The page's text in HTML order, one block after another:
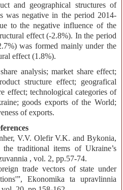
and geographical structures of
was negative in the period 2014-
to the negative influence of the
effect (-2.8%). In the period
was formed mainly under the
effect (1.8%).
analysis; market share effect;
structure effect; geografical
effect; technological categories of
goods exports of the World;
of exports.
V.V. Olefir V.K. and Bykonia,
traditional items of Ukraine’s
, vol. 2, pp.57-74.
trade vectors of state under
Ekonomika ta upravlinnia